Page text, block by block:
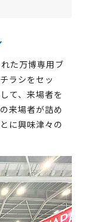
た万博専用ブ
ラシをセッ
て、来場者を
来場者が詰め
に興味津々の